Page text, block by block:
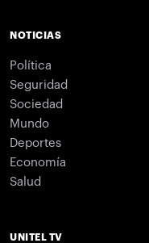
NOTICIAS
Política
Seguridad
Sociedad
Mundo
Deportes
Economía
Salud
UNITEL TV